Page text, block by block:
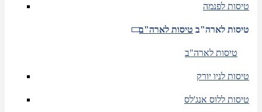
טיסות לפנמה
טיסות לארה"ב טיסות לארה"ב
טיסות לארה"ב
טיסות לניו יורק
טיסות ללוס אנג'לס